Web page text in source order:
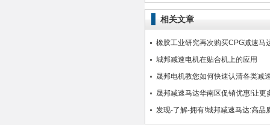
相关文章
橡胶工业研究再次购买CPG减速马
城邦减速电机在贴合机上的应用
晟邦电机教您如何快速认清各类减
晟邦减速马达华南区促销优惠!让更
发现-了解-拥有!城邦减速马达:高品